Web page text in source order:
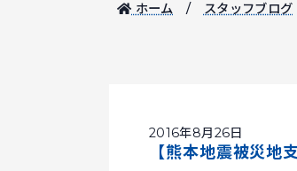
ホーム スタッフブログ
2016年8月26日
【熊本地震被災